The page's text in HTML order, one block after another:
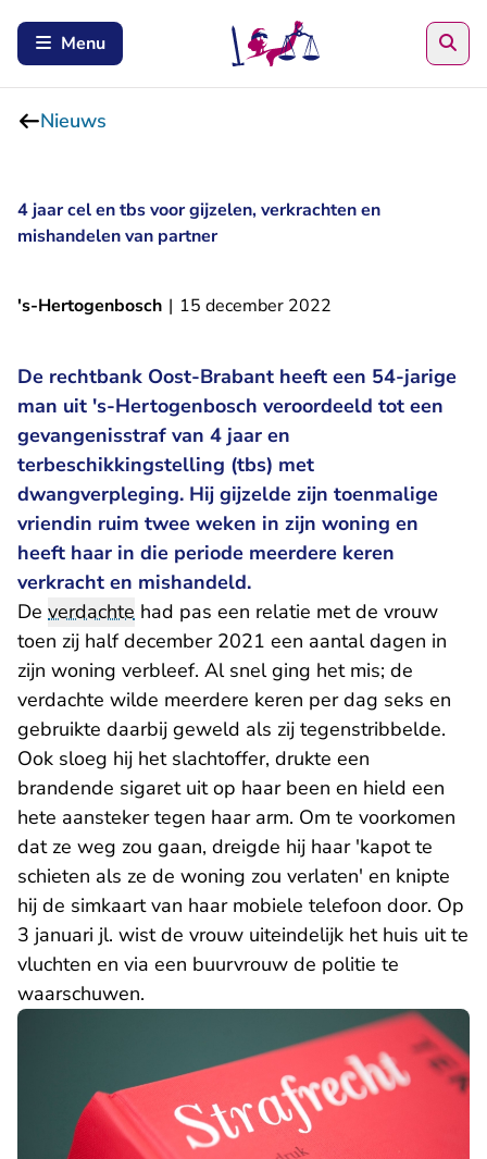
Menu
Nieuws
4 jaar cel en tbs voor gijzelen, verkrachten en
mishandelen van partner
's-Hertogenbosch | 15 december 2022
De rechtbank Oost-Brabant heeft een 54-jarige
man uit 's-Hertogenbosch veroordeeld tot een
gevangenisstraf van 4 jaar en
terbeschikkingstelling (tbs) met
dwangverpleging. Hij gijzelde zijn toenmalige
vriendin ruim twee weken in zijn woning en
heeft haar in die periode meerdere keren
verkracht en mishandeld.
De verdachte had pas een relatie met de vrouw
toen zij half december 2021 een aantal dagen in
zijn woning verbleef. Al snel ging het mis; de
verdachte wilde meerdere keren per dag seks en
gebruikte daarbij geweld als zij tegenstribbelde.
Ook sloeg hij het slachtoffer, drukte een
brandende sigaret uit op haar been en hield een
hete aansteker tegen haar arm. Om te voorkomen
dat ze weg zou gaan, dreigde hij haar 'kapot te
schieten als ze de woning zou verlaten' en knipte
hij de simkaart van haar mobiele telefoon door. Op
3 januari jl. wist de vrouw uiteindelijk het huis uit te
vluchten en via een buurvrouw de politie te
waarschuwen.